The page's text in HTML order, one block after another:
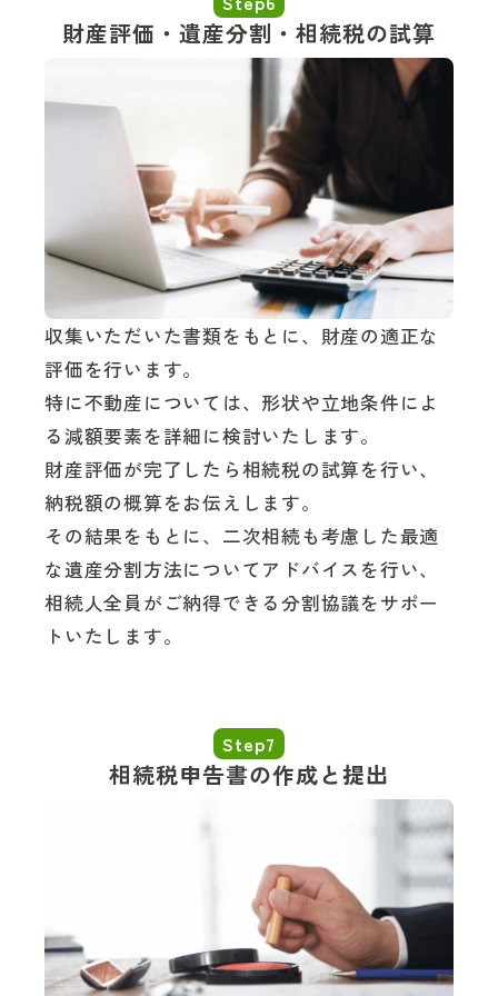
財産評価・遺産分割・相続税の試算
収集いただいた書類をもとに、財産の適正な
評価を行います。
特に不動産については、形状や立地条件によ
る減額要素を詳細に検討いたします。
財産評価が完了したら相続税の試算を行い、
納税額の概算をお伝えします。
その結果をもとに、二次相続も考慮した最適
な遺産分割方法についてアドバイスを行い、
相続人全員がご納得できる分割協議をサポー
トいたします。
Step7
相続税申告書の作成と提出